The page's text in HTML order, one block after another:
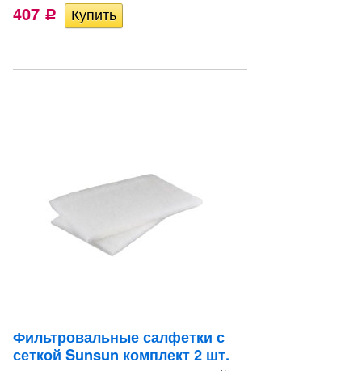
407 Р
Фильтровальные салфетки с
сеткой Sunsun комплект 2 шт.